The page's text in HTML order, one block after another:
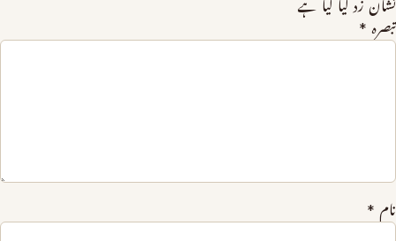
نشان زد کیا گیا ہے
تبصرہ *
نام *